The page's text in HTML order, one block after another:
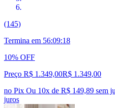
(145)
Termina em 56:09:17
10% OFF
Preço R$ 1.349,00R$ 1.349,00
no Pix Ou 10x de R$ 149,89 sem
juros